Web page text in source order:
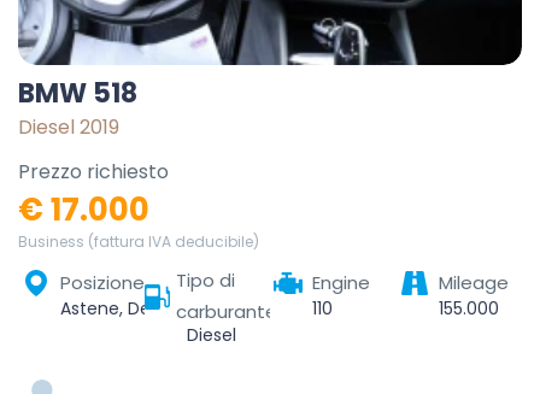
BMW 518
Diesel 2019
Prezzo richiesto
€ 17.000
Business (fattura IVA deducibile)
Posizione
Astene, Deinze, Gent, Oost-Vlaanderen, Vlaanderen, België
Tipo di
carburante
Diesel
Engine
110
Mileage
155.000